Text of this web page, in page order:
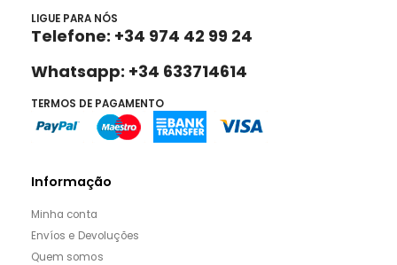
LIGUE PARA NÓS
Telefone: +34 974 42 99 24
Whatsapp: +34 633714614
TERMOS DE PAGAMENTO
Informação
Minha conta
Envíos e Devoluções
Quem somos